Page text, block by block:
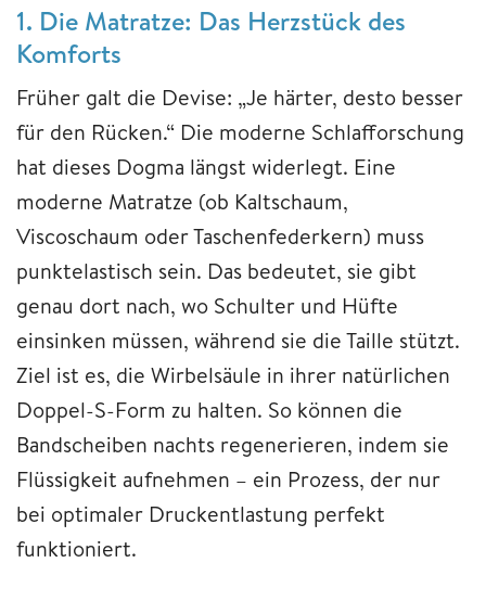
1. Die Matratze: Das Herzstück des
Komforts
Früher galt die Devise: „Je härter, desto besser
für den Rücken.“ Die moderne Schlafforschung
hat dieses Dogma längst widerlegt. Eine
moderne Matratze (ob Kaltschaum,
Viscoschaum oder Taschenfederkern) muss
punktelastisch sein. Das bedeutet, sie gibt
genau dort nach, wo Schulter und Hüfte
einsinken müssen, während sie die Taille stützt.
Ziel ist es, die Wirbelsäule in ihrer natürlichen
Doppel-S-Form zu halten. So können die
Bandscheiben nachts regenerieren, indem sie
Flüssigkeit aufnehmen – ein Prozess, der nur
bei optimaler Druckentlastung perfekt
funktioniert.